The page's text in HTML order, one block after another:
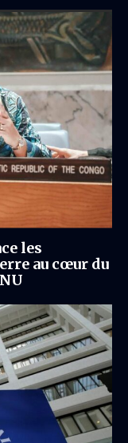
les
au cœur du